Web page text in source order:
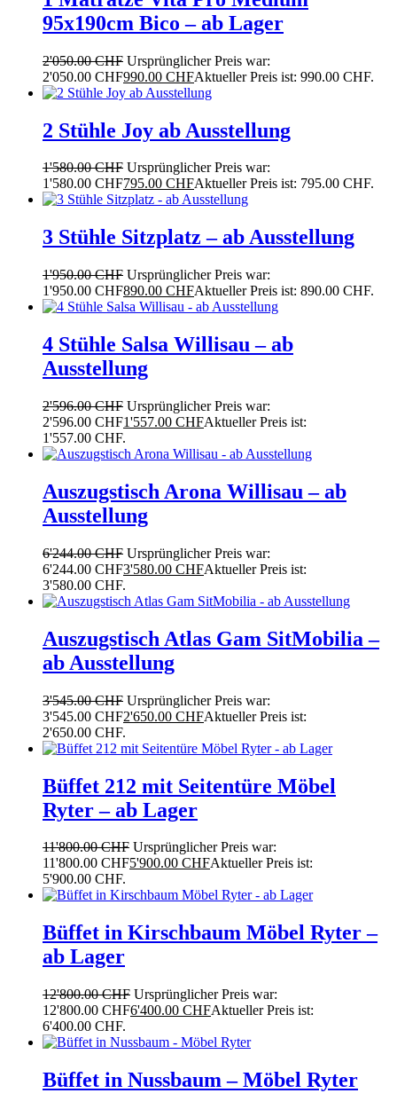
95x190cm Bico – ab Lager
2'050.00CHF Ursprünglicher Preis war:
2'050.00 CHF990.00 CHFAktueller Preis ist: 990.00 CHF.
2 Stühle Joy ab Ausstellung
1'580.00CHF Ursprünglicher Preis war:
1'580.00 CHF795.00 CHFAktueller Preis ist: 795.00 CHF.
3 Stühle Sitzplatz – ab Ausstellung
1'950.00CHF Ursprünglicher Preis war:
1'950.00 CHF890.00 CHFAktueller Preis ist: 890.00 CHF.
4 Stühle Salsa Willisau – ab
Ausstellung
2'596.00CHF Ursprünglicher Preis war:
2'596.00 CHF1'557.00 CHFAktueller Preis ist:
1'557.00 CHF.
Auszugstisch Arona Willisau – ab
Ausstellung
6'244.00CHF Ursprünglicher Preis war:
6'244.00 CHF3'580.00 CHFAktueller Preis ist:
3'580.00 CHF.
Auszugstisch Atlas Gam SitMobilia –
ab Ausstellung
3'545.00CHF Ursprünglicher Preis war:
3'545.00 CHF2'650.00 CHFAktueller Preis ist:
2'650.00 CHF.
Büffet 212 mit Seitentüre Möbel
Ryter – ab Lager
11'800.00CHF Ursprünglicher Preis war:
11'800.00 CHF5'900.00 CHFAktueller Preis ist:
5'900.00 CHF.
Büffet in Kirschbaum Möbel Ryter –
ab Lager
12'800.00CHF Ursprünglicher Preis war:
12'800.00 CHF6'400.00 CHFAktueller Preis ist:
6'400.00 CHF.
Büffet in Nussbaum – Möbel Ryter